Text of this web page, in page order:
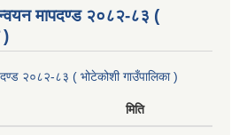
मापदण्ड २०८२-८३ (
)
२०८२-८३ ( भोटेकोशी गाउँपालिका )
मिति